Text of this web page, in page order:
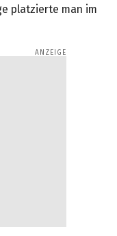
platzierte man im